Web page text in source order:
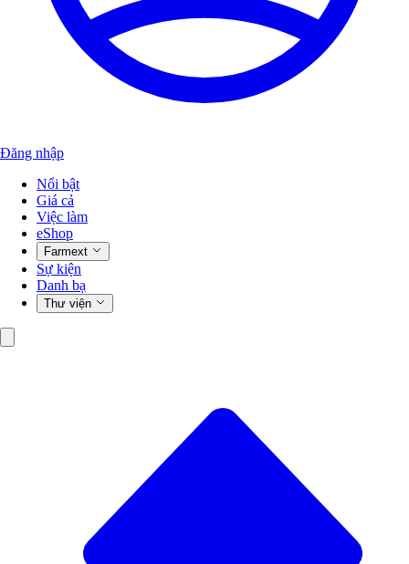
Đăng nhập
Nổi bật
Giá cả
Việc làm
eShop
Farmext
Sự kiện
Danh bạ
Thư viện